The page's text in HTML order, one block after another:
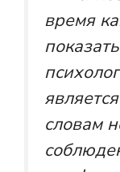
время
словам